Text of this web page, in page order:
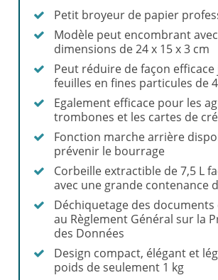
Petit broyeur de papier
Modèle peut encombrant
dimensions de 24 x 15 x 3 cm
Peut réduire de façon efficace
feuilles en fines particules de
Egalement efficace pour les
trombones et les cartes de
Fonction marche arrière
prévenir le bourrage
Corbeille extractible de 7,5 L
avec une grande contenance
Déchiquetage des
au Règlement Général sur la
des Données
Design compact, élégant et
poids de seulement 1 kg